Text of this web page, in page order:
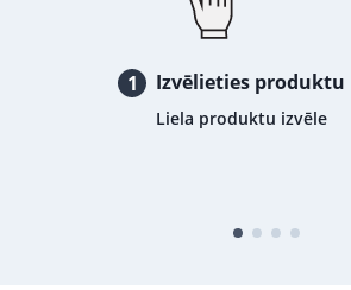
1 Izvēlieties produktu
Liela produktu izvēle